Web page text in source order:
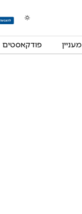
מעניין פודקאסטים